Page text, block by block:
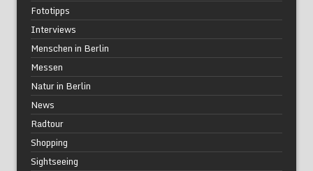
Fototipps
Interviews
Menschen in Berlin
Messen
Natur in Berlin
News
Radtour
Shopping
Sightseeing